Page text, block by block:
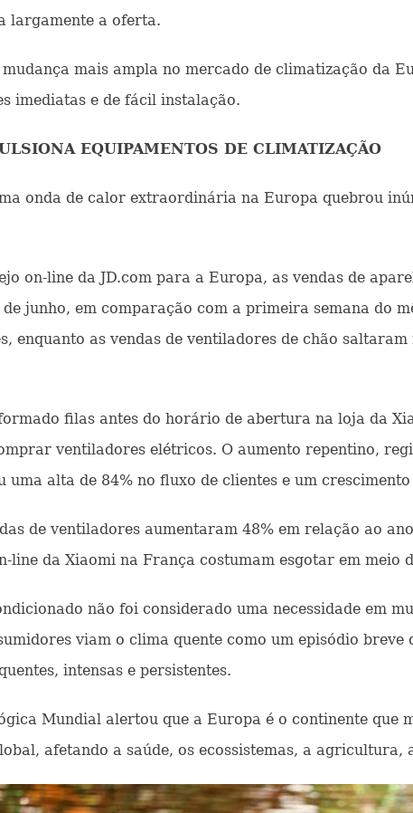
largamente a oferta.
mais ampla no mercado de climatização da
imediatas e de fácil instalação.
EQUIPAMENTOS DE CLIMATIZAÇÃO
onda de calor extraordinária na Europa quebrou
on-line da JD.com para a Europa, as vendas de
junho, em comparação com a primeira semana do
enquanto as vendas de ventiladores de chão
filas antes do horário de abertura na loja da
ventiladores elétricos. O aumento repentino,
uma alta de 84% no fluxo de clientes e um
de ventiladores aumentaram 48% em relação ao
line da Xiaomi na França costumam esgotar em meio
não foi considerado uma necessidade em
viam o clima quente como um episódio
intensas e persistentes.
Mundial alertou que a Europa é o continente que
afetando a saúde, os ecossistemas, a